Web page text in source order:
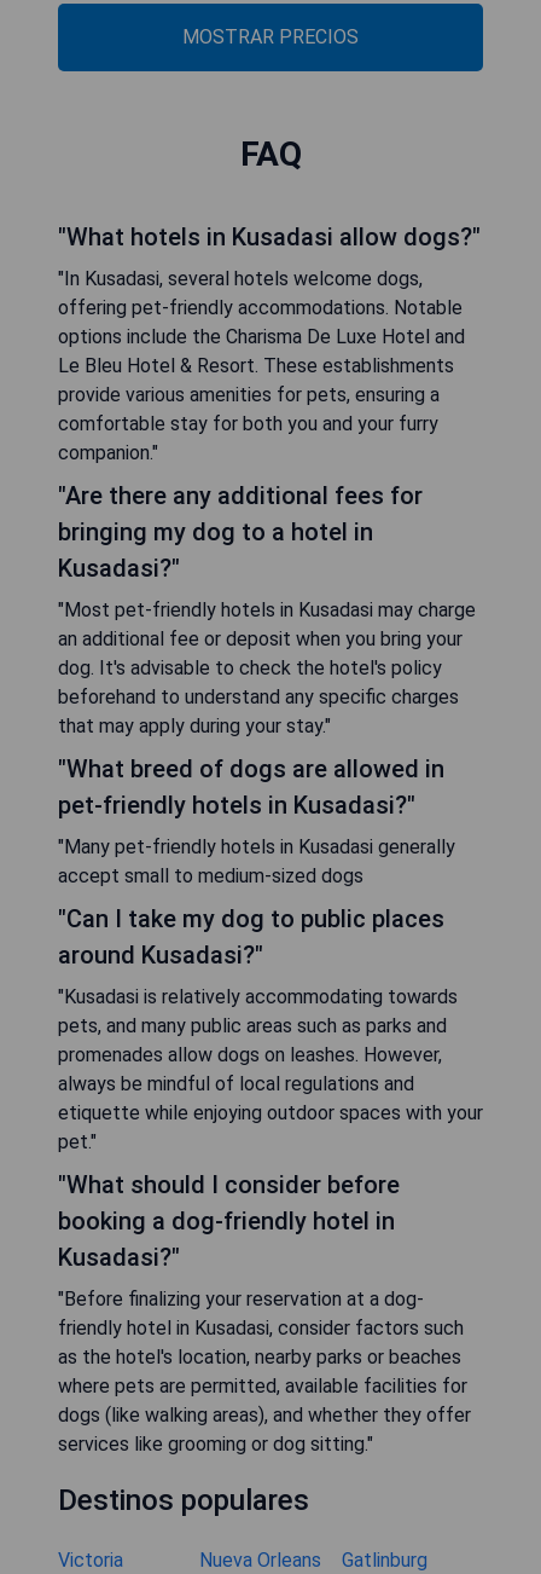
MOSTRAR PRECIOS
FAQ
"What hotels in Kusadasi allow dogs?"
"In Kusadasi, several hotels welcome dogs,
offering pet-friendly accommodations. Notable
options include the Charisma De Luxe Hotel and
Le Bleu Hotel & Resort. These establishments
provide various amenities for pets, ensuring a
comfortable stay for both you and your furry
companion."
"Are there any additional fees for
bringing my dog to a hotel in
Kusadasi?"
"Most pet-friendly hotels in Kusadasi may charge
an additional fee or deposit when you bring your
dog. It's advisable to check the hotel's policy
beforehand to understand any specific charges
that may apply during your stay."
"What breed of dogs are allowed in
pet-friendly hotels in Kusadasi?"
"Many pet-friendly hotels in Kusadasi generally
accept small to medium-sized dogs
"Can I take my dog to public places
around Kusadasi?"
"Kusadasi is relatively accommodating towards
pets, and many public areas such as parks and
promenades allow dogs on leashes. However,
always be mindful of local regulations and
etiquette while enjoying outdoor spaces with your
pet."
"What should I consider before
booking a dog-friendly hotel in
Kusadasi?"
"Before finalizing your reservation at a dog-
friendly hotel in Kusadasi, consider factors such
as the hotel's location, nearby parks or beaches
where pets are permitted, available facilities for
dogs (like walking areas), and whether they offer
services like grooming or dog sitting."
Destinos populares
Victoria Nueva Orleans Gatlinburg